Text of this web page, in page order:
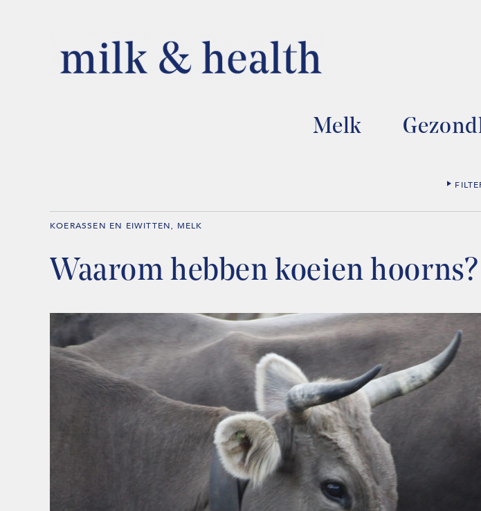
Melk
KOERASSEN EN EIWITTEN, MELK
Waarom hebben koeien hoorns?